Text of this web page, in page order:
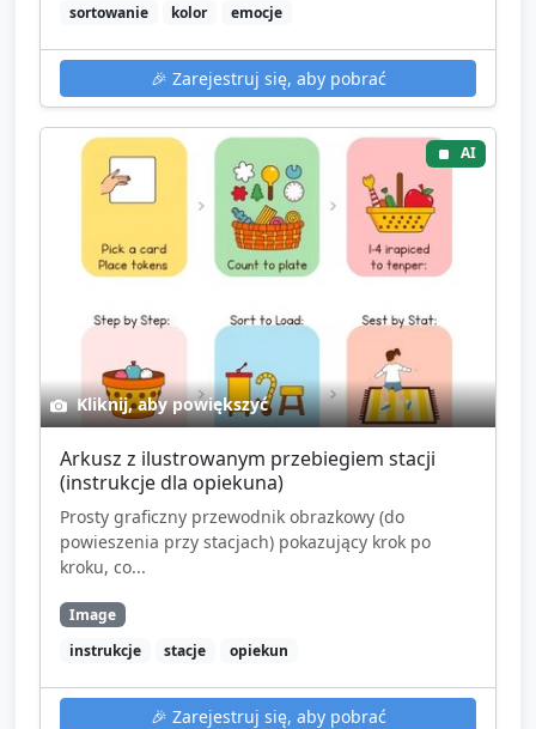
sortowanie
kolor emocje
🎉 Zarejestruj się, aby pobrać
AI
Kliknij, aby powiększyć
Arkusz z ilustrowanym przebiegiem stacji
(instrukcje dla opiekuna)
Prosty graficzny przewodnik obrazkowy (do
powieszenia przy stacjach) pokazujący krok po
kroku, co...
Image
instrukcje
stacje opiekun
🎉 Zarejestruj się, aby pobrać